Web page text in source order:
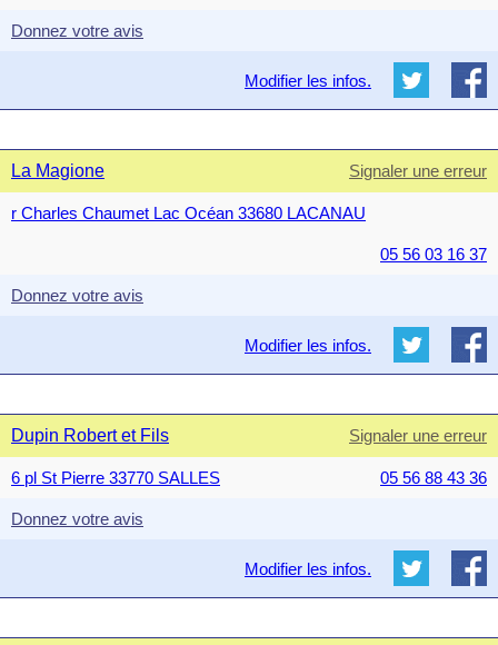
Donnez votre avis
Modifier les infos.
La Magione Signaler une erreur
r Charles Chaumet Lac Océan 33680 LACANAU
05 56 03 16 37
Donnez votre avis
Modifier les infos.
Dupin Robert et Fils Signaler une erreur
6 pl St Pierre 33770 SALLES 05 56 88 43 36
Donnez votre avis
Modifier les infos.